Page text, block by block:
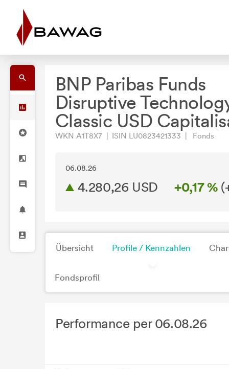
BNP Paribas Funds
Disruptive
Classic USD
WKN A1T8X7 | ISIN LU0823421333 | Fonds
06.08.26
4.280,26 USD +0,17 % (
Übersicht Profile / Kennzahlen
Fondsprofil
Performance per 06.08.26